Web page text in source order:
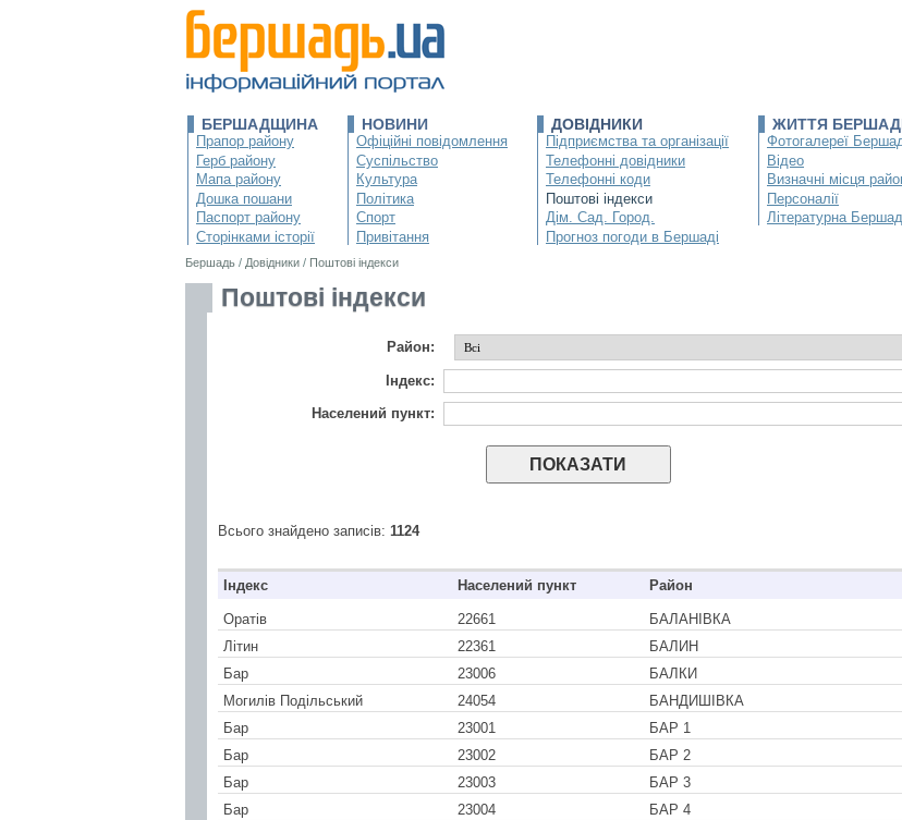
БЕРШАДЩИНА
Прапор району
Герб району
Мапа району
Дошка пошани
Паспорт району
Сторінками історії
НОВИНИ
Офіційні повідомлення
Суспільство
Культура
Політика
Спорт
Привітання
ДОВІДНИКИ
Підприємства та організації
Телефонні довідники
Телефонні коди
Поштові індекси
Дім. Сад. Город.
Прогноз погоди в Бершаді
ЖИТТЯ
Фотогалереї
Відео
Визначні місця
Персоналії
Літературна
Бершадь / Довідники / Поштові індекси
Поштові індекси
Район:
Індекс:
Населений пункт:
Всього знайдено записів: 1124
Індекс Населений пункт Район
Оратів 22661
БАЛАНІВКА
Літин
22361
БАЛИН
Бар
23006
БАЛКИ
Могилів Подільський
24054
БАНДИШІВКА
Бар
23001
БАР 1
Бар
23002
БАР 2
Бар
23003
БАР 3
Бар
23004
БАР 4